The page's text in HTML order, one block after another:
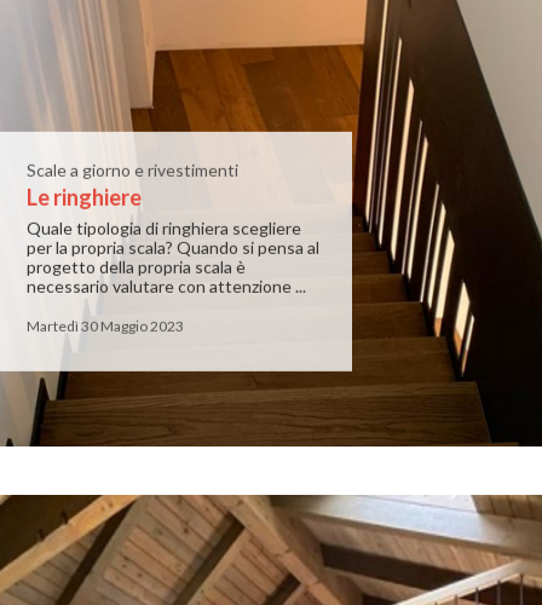
Scale a giorno e rivestimenti
Le ringhiere
Quale tipologia di ringhiera scegliere
per la propria scala? Quando si pensa al
progetto della propria scala è
necessario valutare con attenzione ...
Martedì 30 Maggio 2023